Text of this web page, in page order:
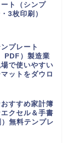
ト（シンプ
3枚印刷）
プレート
PDF）製造業
で使いやすい
ットをダウロ
すすめ家計簿
エクセル＆手書
無料テンプレ